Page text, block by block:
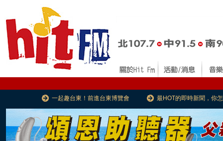
一起趣台東！前進台東博覽會 最HOT的即時新聞，你